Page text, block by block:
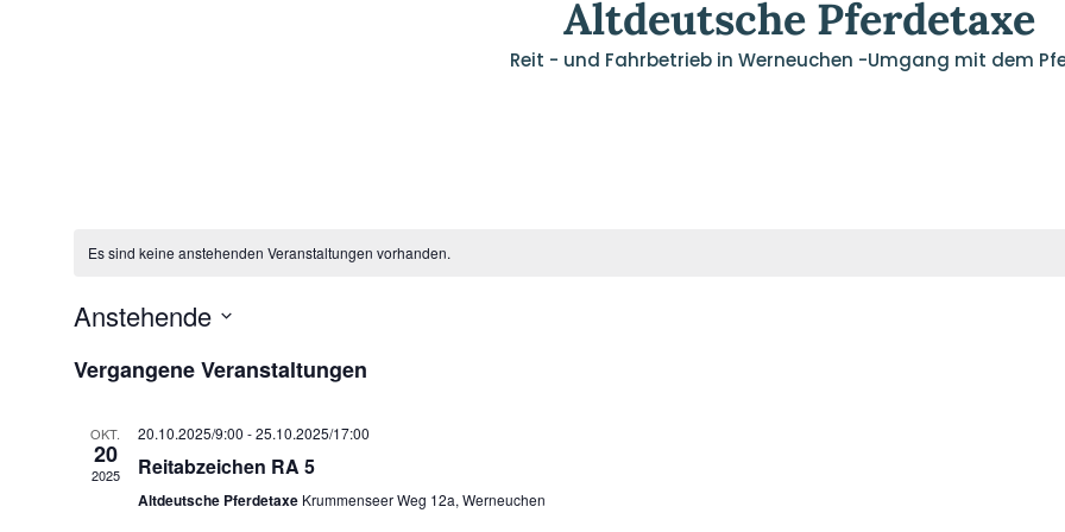
Altdeutsche Pferdetaxe
Reit - und Fahrbetrieb in Werneuchen -Umgang mit dem
Es sind keine anstehenden Veranstaltungen vorhanden.
Anstehende
wählen.
Vergangene Veranstaltungen
OKT.
20
2025
20.10.2025/9:00 -25.10.2025/17:00
Reitabzeichen RA 5
Altdeutsche Pferdetaxe Krummenseer Weg 12a, Werneuchen